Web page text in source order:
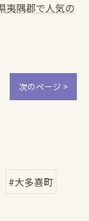
夷隅郡で人気の
次のページ >
#大多喜町